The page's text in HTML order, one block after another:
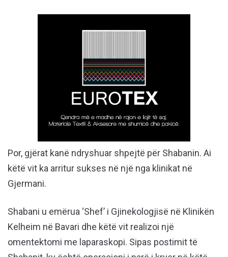
Por, gjërat kanë ndryshuar shpejtë për Shabanin. Ai
këtë vit ka arritur sukses në një nga klinikat në
Gjermani.
Shabani u emërua ‘Shef’ i Gjinekologjisë në Klinikën
Kelheim në Bavari dhe këtë vit realizoi një
omentektomi me laparaskopi. Sipas postimit të